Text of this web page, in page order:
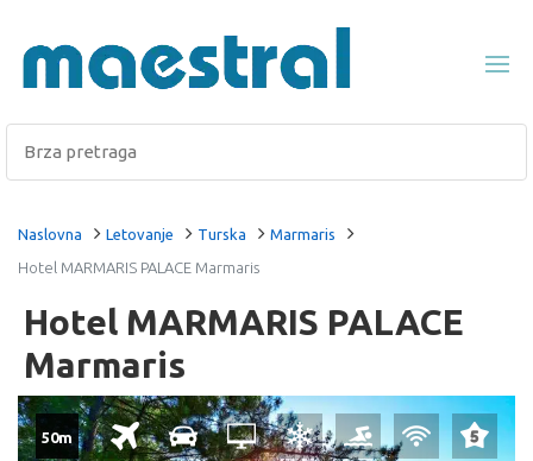
Naslovna Letovanje Turska
Marmaris
Hotel MARMARIS PALACE Marmaris
Hotel MARMARIS PALACE
Marmaris
50m